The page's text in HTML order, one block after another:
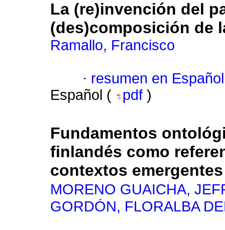
La (re)invención del
(des)composición de
Ramallo, Francisco
· resumen en Español
Español (
pdf )
Fundamentos
finlandés como
contextos emergentes
MORENO GUAICHA,
GORDÓN, FLORALBA